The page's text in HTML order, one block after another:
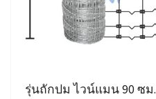
รุ่นถักปม ไวน์แมน 90 ซม.